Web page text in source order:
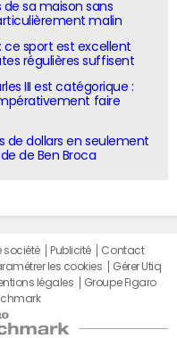
sa maison sans
malin
ce sport est excellent
régulières suffisent
III est catégorique :
faire
de dollars en seulement
de Ben Broca
société Publicité
Contact
les cookies
Gérer Utiq
légales
Groupe Figaro